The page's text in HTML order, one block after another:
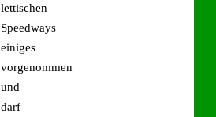
lettischen
Speedways
einiges
vorgenommen
und
darf